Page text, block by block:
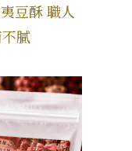
豆酥 職人
膩